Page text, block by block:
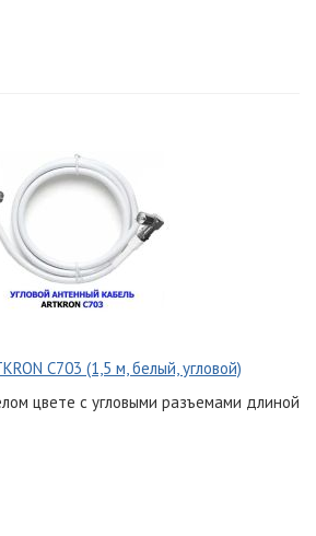
C703 (1,5 м, белый, угловой)
цвете с угловыми разъемами длиной